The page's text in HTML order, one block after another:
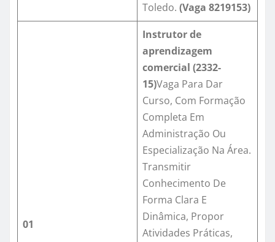
Toledo. (Vaga 8219153)
01
Instrutor de
aprendizagem
comercial (2332-
15)Vaga Para Dar
Curso, Com Formação
Completa Em
Administração Ou
Especialização Na Área.
Transmitir
Conhecimento De
Forma Clara E
Dinâmica, Propor
Atividades Práticas,